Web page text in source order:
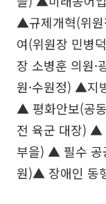
▲규제개혁(위
여(위원장 민병
장 소병훈 의원
원·수원정) ▲지
▲ 평화안보(공
전 육군 대장) ▲
부을) ▲ 필수 공
원)▲ 장애인 동